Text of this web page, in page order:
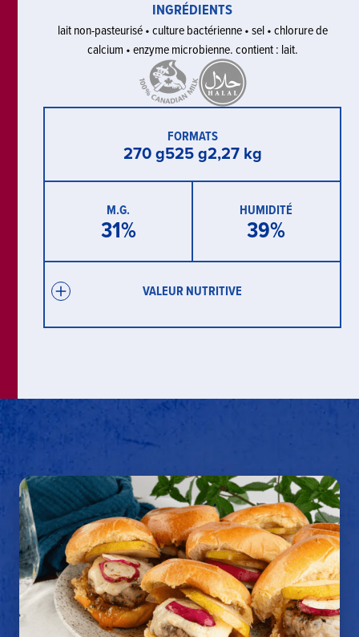
INGRÉDIENTS
lait non-pasteurisé • culture bactérienne • sel • chlorure de
calcium • enzyme microbienne. contient : lait.
FORMATS
270 g525 g2,27 kg
M.G.
31%
HUMIDITÉ
39%
VALEUR NUTRITIVE